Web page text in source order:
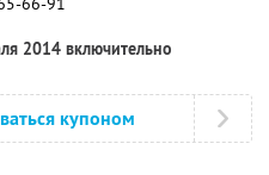
2014 включительно
купоном